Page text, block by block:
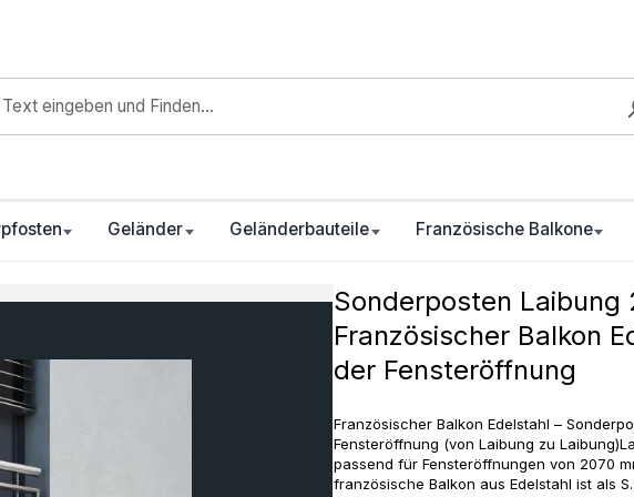
Geländer Geländerbauteile Französische Balkone
Sonderposten Laibung
Französischer Balkon
der Fensteröffnung
Französischer Balkon Edelstahl –
Fensteröffnung (von Laibung zu
passend für Fensteröffnungen von 2070
französische Balkon aus Edelstahl ist als